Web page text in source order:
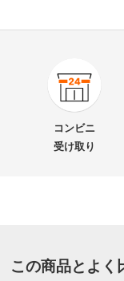
商品番号 900-
お
★★★★★
★★★★★
★★
★★★
愛知県 60代以上
コンビニ
受け取り
この商品とよく